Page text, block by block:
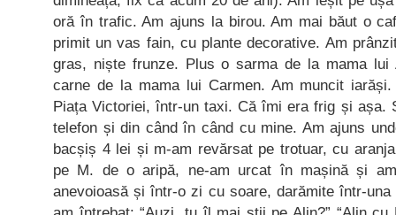
oră în trafic. Am ajuns la birou. Am mai băut o
primit un vas fain, cu plante decorative. Am
gras, niște frunze. Plus o sarma de la mama lui
carne de la mama lui Carmen. Am muncit
Piața Victoriei, într-un taxi. Că îmi era frig și așa.
telefon și din când în când cu mine. Am ajuns
bacșiș 4 lei și m-am revărsat pe trotuar, cu
pe M. de o aripă, ne-am urcat în mașină și
anevoioasă și într-o zi cu soare, darămite într-